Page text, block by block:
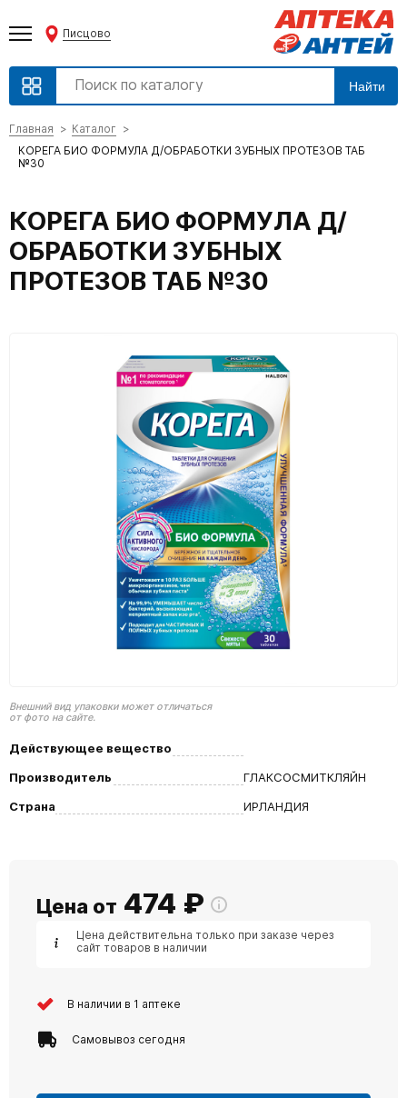
Писцово
Найти
Главная
Каталог
КОРЕГА БИО ФОРМУЛА Д/ОБРАБОТКИ ЗУБНЫХ ПРОТЕЗОВ ТАБ
№30
КОРЕГА БИО ФОРМУЛА Д/
ОБРАБОТКИ ЗУБНЫХ
ПРОТЕЗОВ ТАБ №30
Внешний вид упаковки может отличаться
от фото на сайте.
Действующее вещество
Производитель
ГЛАКСОСМИТКЛЯЙН
Страна
ИРЛАНДИЯ
Цена от 474 ₽
Цена действительна только при заказе через
сайт товаров в наличии
В наличии в 1 аптеке
Самовывоз сегодня